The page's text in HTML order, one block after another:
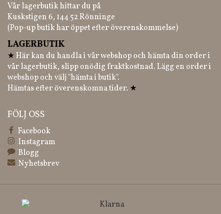
Vår lagerbutik hittar du på
Kuskstigen 6, 144 52 Rönninge
(Pop-up butik har öppet efter överenskommelse)
LAGERBUTIK
★ Här kan du handla i vår webshop och hämta din order i
vår lagerbutik, slipp onödig fraktkostnad. Lägg en order i
webshop och välj "hämta i butik".
Hämtas efter överenskomna tider. ★
FÖLJ OSS
Facebook
Instagram
Blogg
Nyhetsbrev